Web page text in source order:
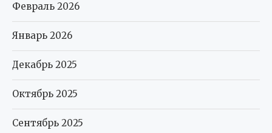
Февраль 2026
Январь 2026
Декабрь 2025
Октябрь 2025
Сентябрь 2025